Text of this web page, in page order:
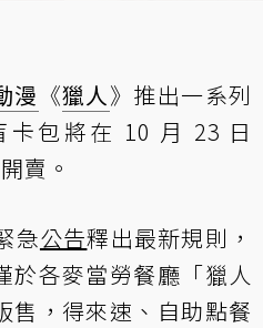
漫 《獵人》推出一系列
包將在 10 月 23 日
賣。
急公告釋出最新規則，
於各麥當勞餐廳「獵人
售，得來速、自助點餐